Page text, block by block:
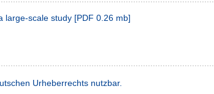
large-scale study [PDF 0.26 mb]
Urheberrechts nutzbar.